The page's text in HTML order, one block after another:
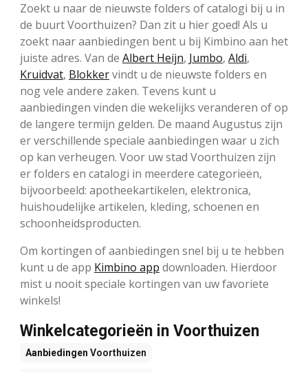
Zoekt u naar de nieuwste folders of catalogi bij u in
de buurt Voorthuizen? Dan zit u hier goed! Als u
zoekt naar aanbiedingen bent u bij Kimbino aan het
juiste adres. Van de Albert Heijn, Jumbo, Aldi,
Kruidvat, Blokkervindt u de nieuwste folders en
nog vele andere zaken. Tevens kunt u
aanbiedingen vinden die wekelijks veranderen of op
de langere termijn gelden. De maand Augustus zijn
er verschillende speciale aanbiedingen waar u zich
op kan verheugen. Voor uw stad Voorthuizen zijn
er folders en catalogi in meerdere categorieën,
bijvoorbeeld: apotheekartikelen, elektronica,
huishoudelijke artikelen, kleding, schoenen en
schoonheidsproducten.
Om kortingen of aanbiedingen snel bij u te hebben
kunt u de app Kimbino app downloaden. Hierdoor
mist u nooit speciale kortingen van uw favoriete
winkels!
Winkelcategorieën in Voorthuizen
Aanbiedingen Voorthuizen